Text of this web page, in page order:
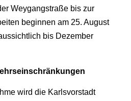
Weygangstraße bis zur
beginnen am 25. August
bis Dezember
wird die Karlsvorstadt